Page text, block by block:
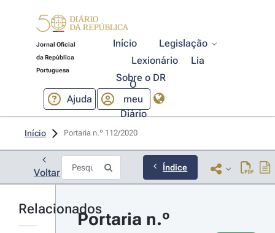
Jornal Oficial
da República
Portuguesa
Início
Legislação
Lexionário
Lia
Sobre o DR
Ajuda
O
meu
Diário
Início Portaria n.º 112/2020
Voltar Índice
Relacionados
Portaria n.º